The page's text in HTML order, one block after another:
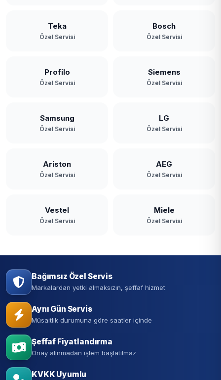
Teka
Özel Servisi
Bosch
Özel Servisi
Profilo
Özel Servisi
Siemens
Özel Servisi
Samsung
Özel Servisi
LG
Özel Servisi
Ariston
Özel Servisi
AEG
Özel Servisi
Vestel
Özel Servisi
Miele
Özel Servisi
Bağımsız Özel Servis
Markalardan yetki almaksızın, şeffaf hizmet
Aynı Gün Servis
Müsaitlik durumuna göre saatler içinde
Şeffaf Fiyatlandırma
Onay alınmadan işlem başlatılmaz
KVKK Uyumlu